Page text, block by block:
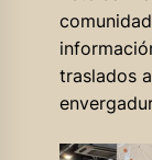
traslados